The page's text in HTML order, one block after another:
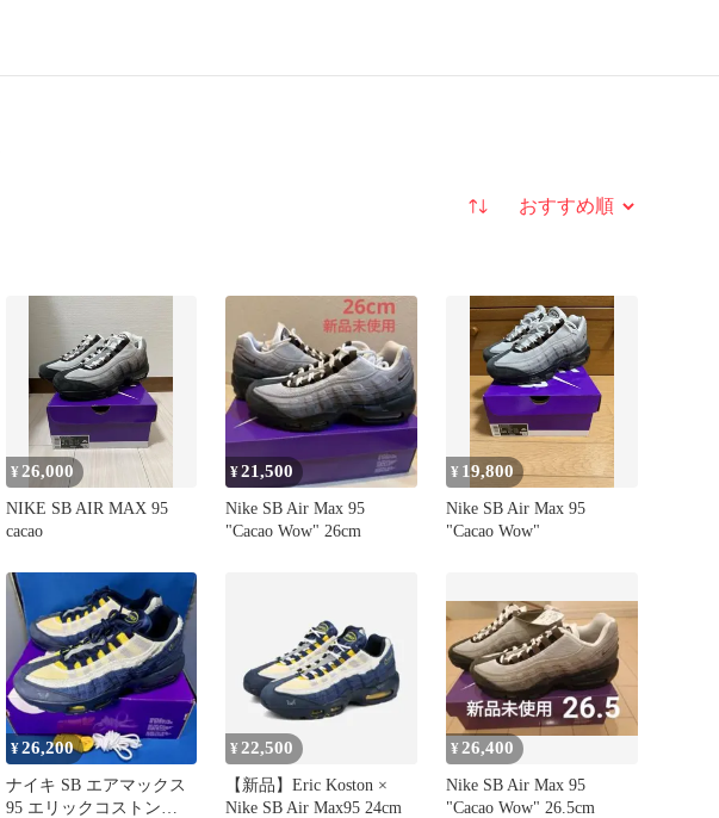
並び替え
¥ 26,000
NIKE SB AIR MAX 95
cacao
¥21,500
Nike SB Air Max 95
"Cacao Wow" 26cm
¥ 19,800
Nike SB Air Max 95
"Cacao Wow"
¥26,200
ナイキ SB エアマックス
95 エリックコストン
¥22,500
【新品】Eric Koston ×
Nike SB Air Max95 24cm
¥ 26,400
Nike SB Air Max 95
"Cacao Wow" 26.5cm